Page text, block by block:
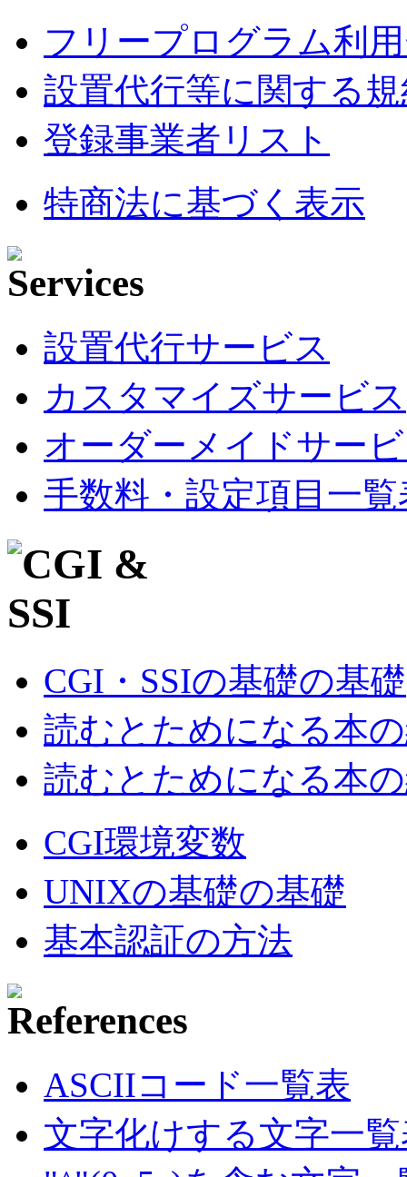
フリープログラム利
設置代行等に関する
登録事業者リスト
特商法に基づく表示
設置代行サービス
カスタマイズサービス
オーダーメイドサー
手数料・設定項目一覧
CGI・SSIの基礎の基礎
読むとためになる本
読むとためになる本
CGI環境変数
UNIXの基礎の基礎
基本認証の方法
ASCIIコード一覧表
文字化けする文字一